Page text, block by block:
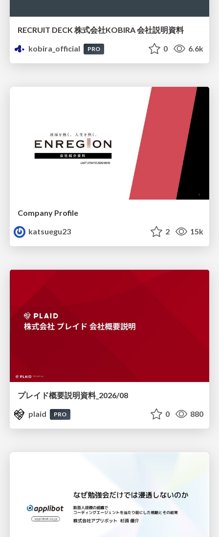
RECRUIT DECK 株式会社KOBIRA 会社説明資料
kobira_official
PRO 0 6.6k
Company Profile
katsuegu23
2 15k
プレイド概要説明資料_2026/08
plaid
PRO 0 880